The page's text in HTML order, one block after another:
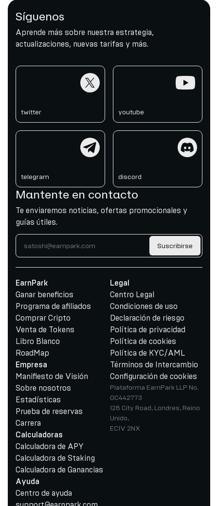
Síguenos
Aprende más sobre nuestra estrategia,
actualizaciones, nuevas tarifas y más.
twitter youtube
telegram discord
Mantente en contacto
Te enviaremos noticias, ofertas promocionales y
guías útiles.
Suscribirse
EarnPark
Ganar beneficios
Programa de afiliados
Comprar Cripto
Venta de Tokens
Libro Blanco
RoadMap
Empresa
Manifiesto de Visión
Sobre nosotros
Estadísticas
Prueba de reservas
Carrera
Calculadoras
Calculadora de APY
Calculadora de Staking
Calculadora de Ganancias
Ayuda
Centro de ayuda
Legal
Centro Legal
Condiciones de uso
Declaración de riesgo
Política de privacidad
Política de cookies
Política de KYC/AML
Términos de Intercambio
Configuración de cookies
Plataforma EarnPark LLP No.
OC442773
128 City Road, Londres, Reino
Unido,
EC1V 2NX